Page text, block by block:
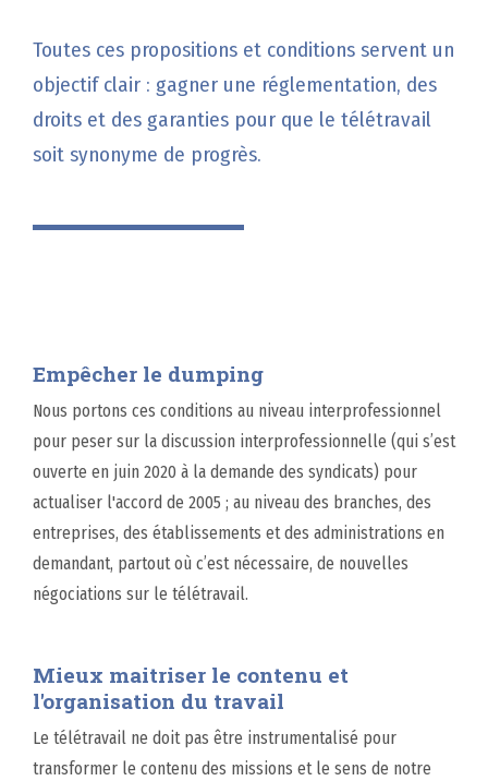
Toutes ces propositions et conditions servent un
objectif clair : gagner une réglementation, des
droits et des garanties pour que le télétravail
soit synonyme de progrès.
Empêcher le dumping
Nous portons ces conditions au niveau interprofessionnel
pour peser sur la discussion interprofessionnelle (qui s’est
ouverte en juin 2020 à la demande des syndicats) pour
actualiser l'accord de 2005 ; au niveau des branches, des
entreprises, des établissements et des administrations en
demandant, partout où c’est nécessaire, de nouvelles
négociations sur le télétravail.
Mieux maitriser le contenu et
l'organisation du travail
Le télétravail ne doit pas être instrumentalisé pour
transformer le contenu des missions et le sens de notre